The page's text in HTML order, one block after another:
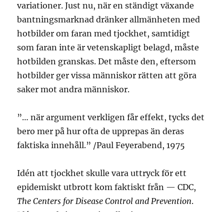
variationer. Just nu, när en ständigt växande
bantningsmarknad dränker allmänheten med
hotbilder om faran med tjockhet, samtidigt
som faran inte är vetenskapligt belagd, måste
hotbilden granskas. Det måste den, eftersom
hotbilder ger vissa människor rätten att göra
saker mot andra människor.
”… när argument verkligen får effekt, tycks det
bero mer på hur ofta de upprepas än deras
faktiska innehåll.” /Paul Feyerabend, 1975
Idén att tjockhet skulle vara uttryck för ett
epidemiskt utbrott kom faktiskt från — CDC,
The Centers for Disease Control and Prevention.